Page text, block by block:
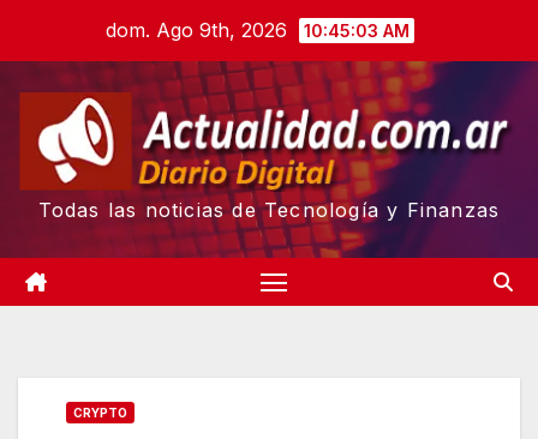
content
dom. Ago 9th, 2026 10:45:04 AM
Todas las noticias de Tecnología y Finanzas
CRYPTO